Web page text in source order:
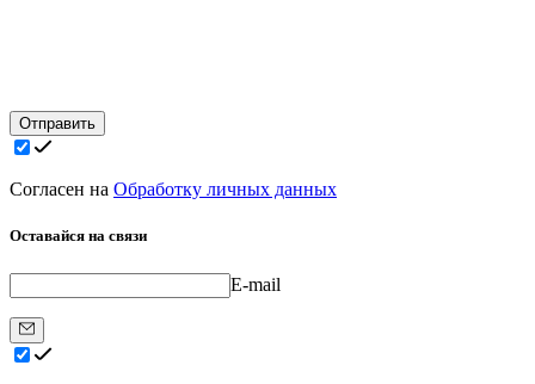
Отправить
Согласен на Обработку личных данных
Оставайся на связи
E-mail